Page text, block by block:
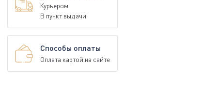
Курьером
В пункт выдачи
Способы оплаты
Оплата картой на сайте